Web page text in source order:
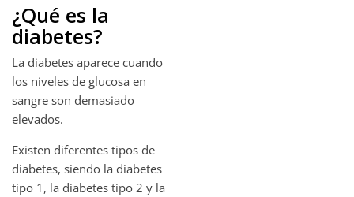
¿Qué es la
diabetes?
La diabetes aparece cuando
los niveles de glucosa en
sangre son demasiado
elevados.
Existen diferentes tipos de
diabetes, siendo la diabetes
tipo 1, la diabetes tipo 2 y la